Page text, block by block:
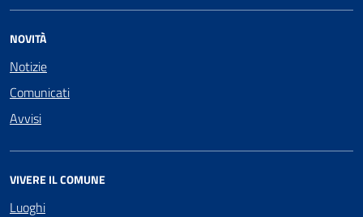
NOVITÀ
Notizie
Comunicati
Avvisi
VIVERE IL COMUNE
Luoghi